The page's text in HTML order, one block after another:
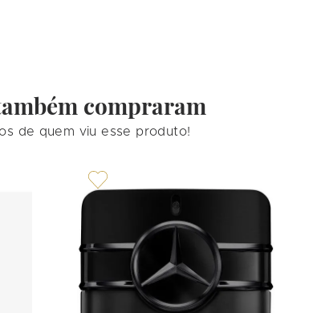
compraram
de quem viu esse produto!